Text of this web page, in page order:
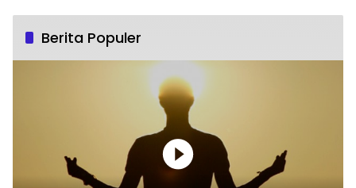
Berita Populer